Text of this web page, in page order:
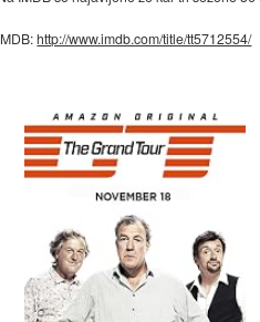
http://www.imdb.com/title/tt5712554/